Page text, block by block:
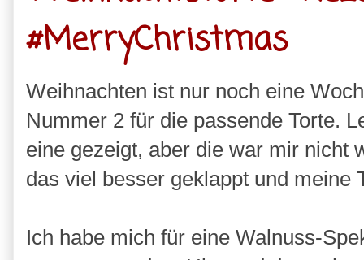
#MerryChristmas
Weihnachten ist nur noch eine
Nummer 2 für die passende Torte.
eine gezeigt, aber die war mir nicht
das viel besser geklappt und meine
Ich habe mich für eine Walnuss-